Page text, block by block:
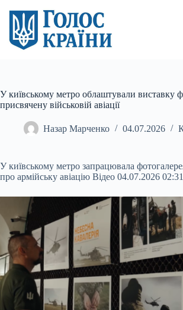
вмісту
У київському метро облаштували виставку
присвячену військовій авіації
Назар Марченко 04.07.2026
У київському метро запрацювала
про армійську авіацію Відео 04.07.2026